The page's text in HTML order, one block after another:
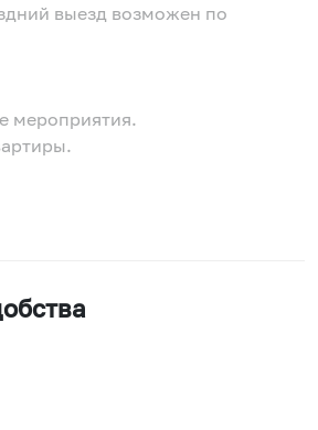
выезд возможен по
мероприятия.